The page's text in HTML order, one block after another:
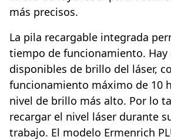
más precisos.
La pila recargable integrada
tiempo de funcionamiento. Hay
disponibles de brillo del láser,
funcionamiento máximo de 10
nivel de brillo más alto. Por lo
recargar el nivel láser durante
trabajo. El modelo Ermenrich